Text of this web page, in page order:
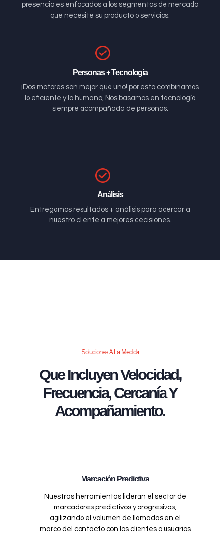
presenciales enfocados a los segmentos de mercado
que necesite su producto o servicios.
Personas + Tecnología
¡Dos motores son mejor que uno! por esto combinamos
lo eficiente y lo humano, Nos basamos en tecnología
siempre acompañada de personas.
Análisis
Entregamos resultados + análisis para acercar a
nuestro cliente a mejores decisiones.
Soluciones A La Medida
Que Incluyen Velocidad,
Frecuencia, Cercanía Y
Acompañamiento.
Marcación Predictiva
Nuestras herramientas lideran el sector de
marcadores predictivos y progresivos,
agilizando el volumen de llamadas en el
marco del contacto con los clientes o usuarios